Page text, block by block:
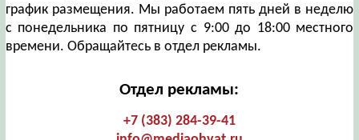
график размещения. Мы работаем пять дней в неделю
с понедельника по пятницу с 9:00 до 18:00 местного
времени. Обращайтесь в отдел рекламы.
Отдел рекламы:
+7 (383) 284-39-41